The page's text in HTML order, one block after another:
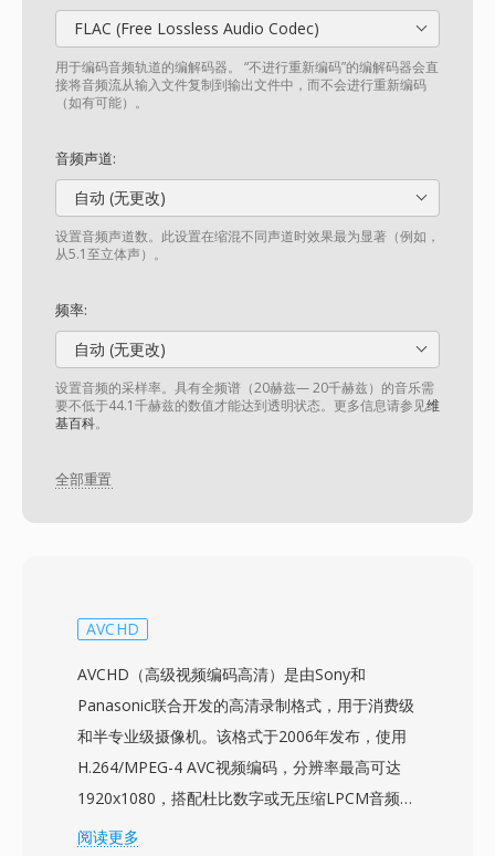
FLAC (Free Lossless Audio Codec)
用于编码音频轨道的编解码器。 “不进行重新编码”的编解码器会直
接将音频流从输入文件复制到输出文件中，而不会进行重新编码
（如有可能）。
音频声道:
自动 (无更改)
设置音频声道数。此设置在缩混不同声道时效果最为显著（例如，
从5.1至立体声）。
频率:
自动 (无更改)
设置音频的采样率。具有全频谱（20赫兹— 20千赫兹）的音乐需
要不低于44.1千赫兹的数值才能达到透明状态。更多信息请参见维
基百科。
全部重置
AVCHD
AVCHD（高级视频编码高清）是由Sony和
Panasonic联合开发的高清录制格式，用于消费级
和半专业级摄像机。该格式于2006年发布，使用
H.264/MPEG-4 AVC视频编码，分辨率最高可达
1920x1080，搭配杜比数字或无压缩LPCM音频，
存储在MPEG-2传输流容器中。AVCHD设计可配
阅读更多